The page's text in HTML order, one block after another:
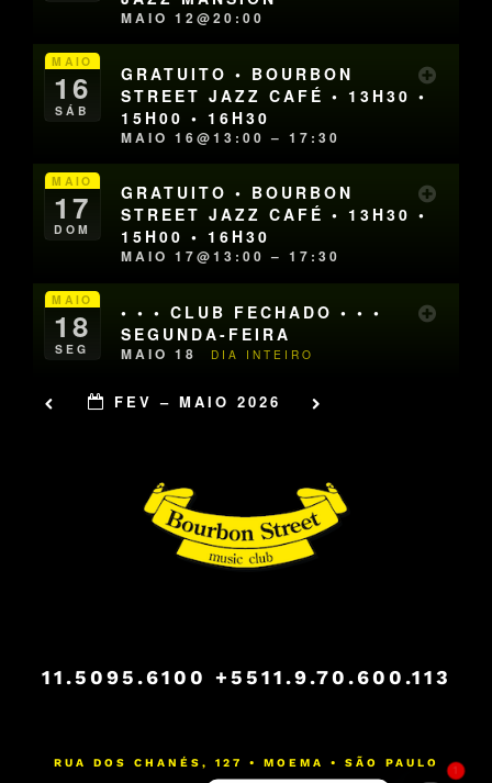
MAIO 12@20:00
MAIO
16
SÁB
GRATUITO • BOURBON
STREET JAZZ CAFÉ • 13H30 •
15H00 • 16H30
MAIO 16@13:00 – 17:30
MAIO
17
DOM
GRATUITO • BOURBON
STREET JAZZ CAFÉ • 13H30 •
15H00 • 16H30
MAIO 17@13:00 – 17:30
MAIO
18
SEG
• • • CLUB FECHADO • • •
SEGUNDA-FEIRA
MAIO 18 DIA INTEIRO
FEV – MAIO 2026
11.5095.6100 +5511.9.70.600.113
RUA DOS CHANÉS, 127 • MOEMA • SÃO PAULO 1